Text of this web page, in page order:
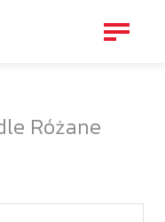
Różane